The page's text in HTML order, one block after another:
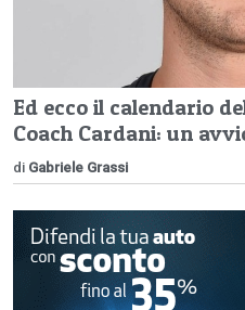
Ed ecco il calendario
Coach Cardani: un
di Gabriele Grassi